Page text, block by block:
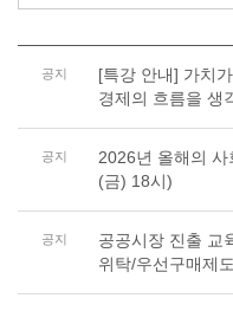
공지
[특강 안내] 가치
경제의 흐름을 생
공지
2026년 올해의 사
(금) 18시)
공지
공공시장 진출 교
위탁/우선구매제